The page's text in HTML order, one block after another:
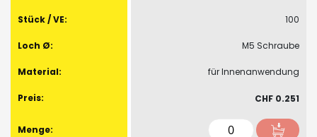
100
M5 Schraube
für Innenanwendung
CHF 0.251